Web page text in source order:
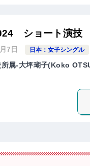
ショート演技
7日 日本：女子シングル
属-大坪瑚子(Koko